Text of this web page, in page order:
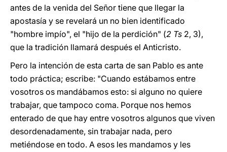
antes de la venida del Señor tiene que llegar la
apostasía y se revelará un no bien identificado
"hombre impío", el "hijo de la perdición" (2 Ts 2, 3),
que la tradición llamará después el Anticristo.
Pero la intención de esta carta de san Pablo es ante
todo práctica; escribe: "Cuando estábamos entre
vosotros os mandábamos esto: si alguno no quiere
trabajar, que tampoco coma. Porque nos hemos
enterado de que hay entre vosotros algunos que viven
desordenadamente, sin trabajar nada, pero
metiéndose en todo. A esos les mandamos y les